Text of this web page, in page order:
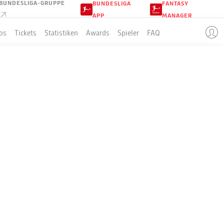
BUNDESLIGA-GRUPPE
BUNDESLIGA
APP
FANTASY
MANAGER
Tickets Statistiken Awards Spieler FAQ